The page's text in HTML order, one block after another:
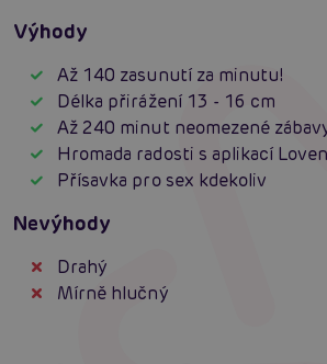
Výhody
Až 140 zasunutí za minutu!
Délka přirážení 13 - 16 cm
Až 240 minut neomezené
Hromada radosti s aplikací
Přísavka pro sex kdekoliv
Nevýhody
Drahý
Mírně hlučný